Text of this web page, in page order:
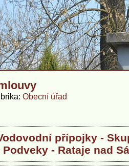
Obecní úřad
přípojky -
Podveky - Rataje nad